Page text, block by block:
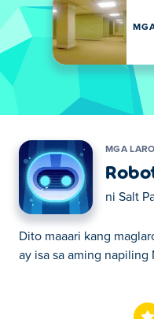
MGA LARO
ni Salt
Dito maaari kang
ay isa sa aming napiling